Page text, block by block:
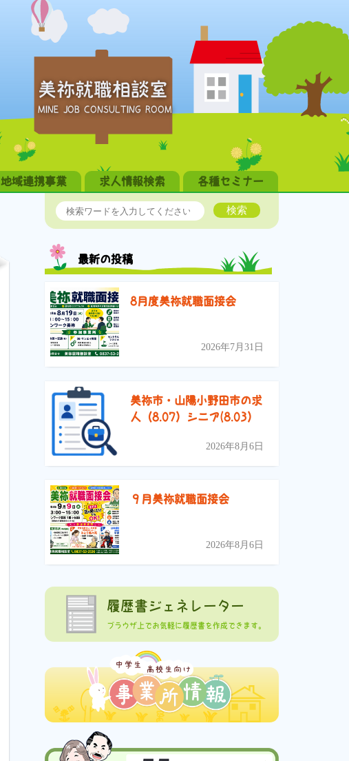
美祢就職相談室
MINE JOB CONSULTING ROOM
地域連携事業 求人情報検索 各種セミナー
検索
最新の投稿
8月度美祢就職面接会
2026年7月31日
美祢市・山陽小野田市の求
人（8.07）シニア(8.03）
2026年8月6日
９月美祢就職面接会
2026年8月6日
履歴書ジェネレーター
ブラウザ上でお気軽に履歴書を作成できます。